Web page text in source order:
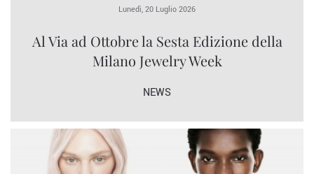
Lunedì, 20 Luglio 2026
Al Via ad Ottobre la Sesta Edizione della
Milano Jewelry Week
NEWS